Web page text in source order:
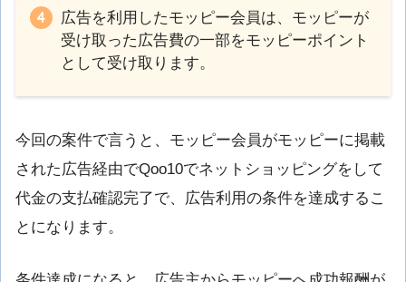
広告を利用したモッピー会員は、モッピーが
受け取った広告費の一部をモッピーポイント
として受け取ります。
今回の案件で言うと、モッピー会員がモッピーに掲載
された広告経由でQoo10でネットショッピングをして
代金の支払確認完了で、広告利用の条件を達成するこ
とになります。